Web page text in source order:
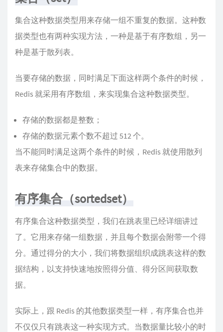
集合这种数据类型用来存储一组不重复的数据。这种数
据类型也有两种实现方法，一种是基于有序数组，另一
种是基于散列表。
当要存储的数据，同时满足下面这样两个条件的时候，
Redis 就采用有序数组，来实现集合这种数据类型。
存储的数据都是整数；
存储的数据元素个数不超过 512 个。
当不能同时满足这两个条件的时候，Redis 就使用散列
表来存储集合中的数据。
有序集合（sortedset）
有序集合这种数据类型，我们在跳表里已经详细讲过
了。它用来存储一组数据，并且每个数据会附带一个得
分。通过得分的大小，我们将数据组织成跳表这样的数
据结构，以支持快速地按照得分值、得分区间获取数
据。
实际上，跟 Redis 的其他数据类型一样，有序集合也并
不仅仅只有跳表这一种实现方式。当数据量比较小的时